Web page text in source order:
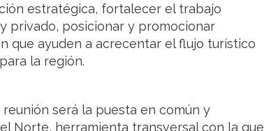
estratégica, fortalecer el trabajo
privado, posicionar y promocionar
que ayuden a acrecentar el flujo turístico
la región.
será la puesta en común y
Norte, herramienta transversal con la que